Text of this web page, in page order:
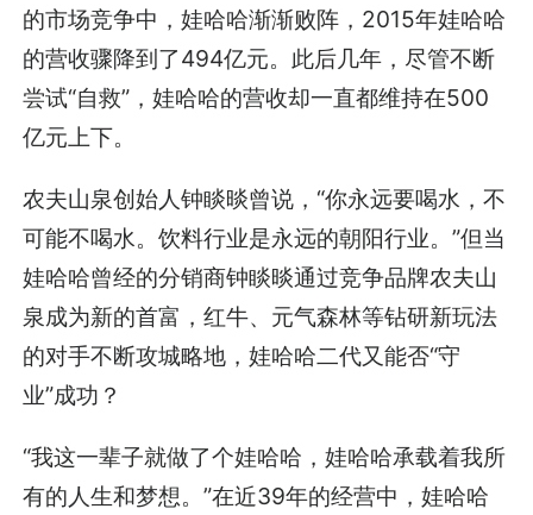
的市场竞争中，娃哈哈渐渐败阵，2015年娃哈哈
的营收骤降到了494亿元。此后几年，尽管不断
尝试“自救”，娃哈哈的营收却一直都维持在500
亿元上下。
农夫山泉创始人钟睒晱曾说，“你永远要喝水，不
可能不喝水。饮料行业是永远的朝阳行业。”但当
娃哈哈曾经的分销商钟睒晱通过竞争品牌农夫山
泉成为新的首富，红牛、元气森林等钻研新玩法
的对手不断攻城略地，娃哈哈二代又能否“守
业”成功？
“我这一辈子就做了个娃哈哈，娃哈哈承载着我所
有的人生和梦想。”在近39年的经营中，娃哈哈